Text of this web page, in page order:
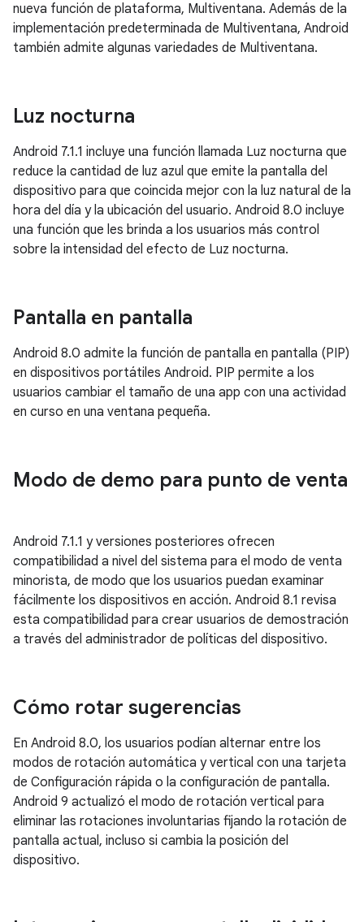
nueva función de plataforma, Multiventana. Además de la
implementación predeterminada de Multiventana, Android
también admite algunas variedades de Multiventana.
Luz nocturna
Android 7.1.1 incluye una función llamada Luz nocturna que
reduce la cantidad de luz azul que emite la pantalla del
dispositivo para que coincida mejor con la luz natural de la
hora del día y la ubicación del usuario. Android 8.0 incluye
una función que les brinda a los usuarios más control
sobre la intensidad del efecto de Luz nocturna.
Pantalla en pantalla
Android 8.0 admite la función de pantalla en pantalla (PIP)
en dispositivos portátiles Android. PIP permite a los
usuarios cambiar el tamaño de una app con una actividad
en curso en una ventana pequeña.
Modo de demo para punto de venta
Android 7.1.1 y versiones posteriores ofrecen
compatibilidad a nivel del sistema para el modo de venta
minorista, de modo que los usuarios puedan examinar
fácilmente los dispositivos en acción. Android 8.1 revisa
esta compatibilidad para crear usuarios de demostración
a través del administrador de políticas del dispositivo.
Cómo rotar sugerencias
En Android 8.0, los usuarios podían alternar entre los
modos de rotación automática y vertical con una tarjeta
de Configuración rápida o la configuración de pantalla.
Android 9 actualizó el modo de rotación vertical para
eliminar las rotaciones involuntarias fijando la rotación de
pantalla actual, incluso si cambia la posición del
dispositivo.